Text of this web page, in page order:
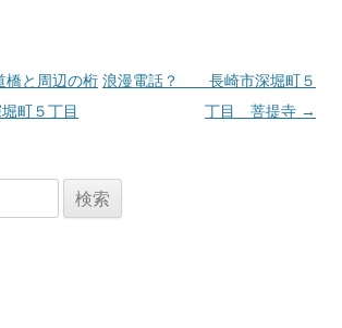
橋と周辺の桁
町５丁目
浪漫電話？ 長崎市深堀町５
丁目 菩提寺 →